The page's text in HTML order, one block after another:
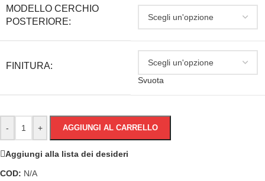
MODELLO CERCHIO
POSTERIORE:
FINITURA:
Svuota
- + AGGIUNGI AL CARRELLO
Aggiungi alla lista dei desideri
COD: N/A